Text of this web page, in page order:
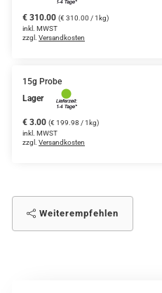
€ 310.00 (€ 310.00 / 1kg)
inkl. MWST
zzgl. Versandkosten
15g Probe
Lager
€ 3.00 (€ 199.98 / 1kg)
inkl. MWST
zzgl. Versandkosten
Weiterempfehlen